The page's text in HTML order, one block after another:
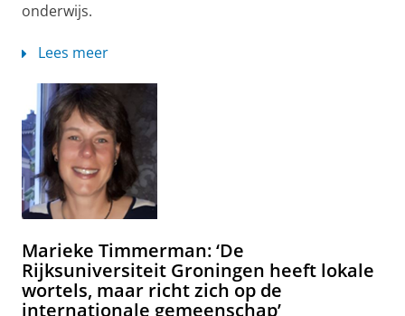
onderwijs.
Lees meer
Marieke Timmerman: ‘De
Rijksuniversiteit Groningen heeft lokale
wortels, maar richt zich op de
internationale gemeenschap’